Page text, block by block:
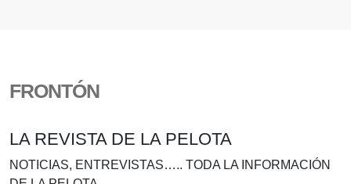
FRONTÓN
LA REVISTA DE LA PELOTA
NOTICIAS, ENTREVISTAS….. TODA LA INFORMACIÓN